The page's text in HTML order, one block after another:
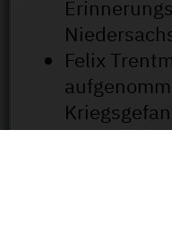
Felix